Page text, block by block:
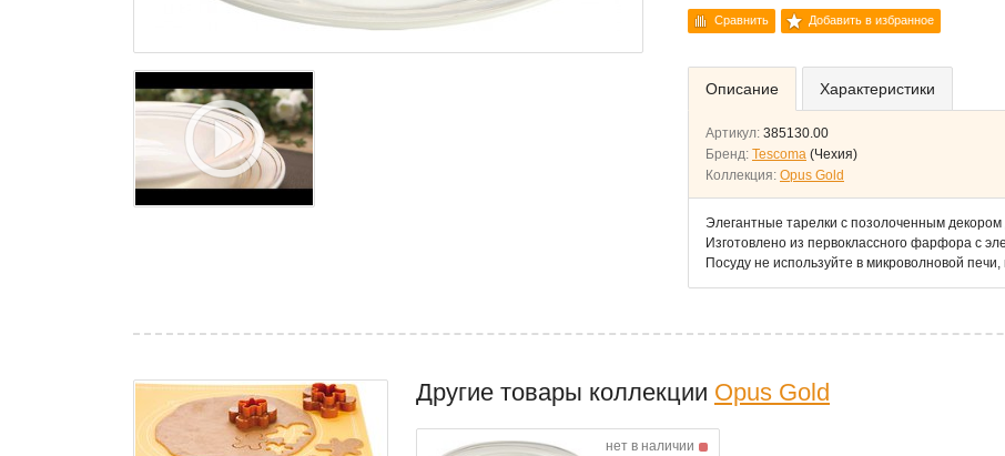
Сравнить Добавить в избранное
Описание Характеристики
Артикул: 385130.00
Бренд: Tescoma (Чехия)
Коллекция: Opus Gold
Элегантные тарелки с позолоченным
Изготовлено из первоклассного фарфора с
Посуду не используйте в микроволновой
Другие товары коллекции Opus Gold
нет в наличии